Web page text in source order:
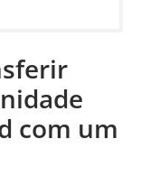
com um